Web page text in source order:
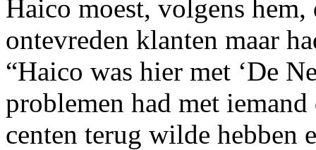
Haico moest, volgens
ontevreden klanten maar
“Haico was hier met ‘De
problemen had met
centen terug wilde hebben